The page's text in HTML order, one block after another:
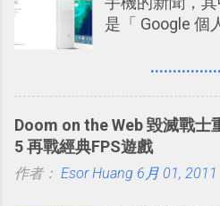
自由也很有趣
利用Twitter來
些軟體更新、網
很想試試看是否
電腦玩物介紹過
是「 Google 個
「這是他使用
問、可以找出特
們的行程，也能
如果單從後面幾
Doom on the Web 毀滅戰士
5 再戰經典FPS遊戲
作者： Esor Huang 6月 01, 2011